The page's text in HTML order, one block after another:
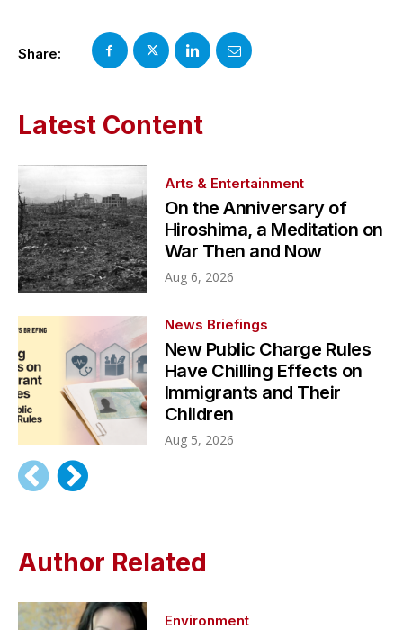
Share:
Latest Content
Arts & Entertainment
On the Anniversary of
Hiroshima, a Meditation on
War Then and Now
Aug 6, 2026
News Briefings
New Public Charge Rules
Have Chilling Effects on
Immigrants and Their
Children
Aug 5, 2026
Author Related
Environment